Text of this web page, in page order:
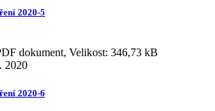
2020-5
dokument, Velikost: 346,73 kB
2020
2020-6